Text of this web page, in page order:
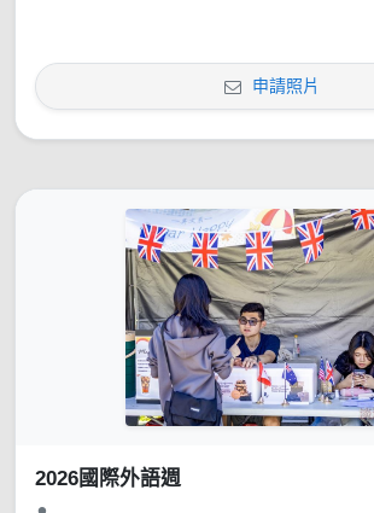
申請照片
2026國際外語週